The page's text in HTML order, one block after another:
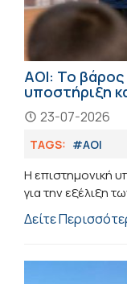
ΑΟΙ: Το βάρος
υποστήριξη
23-07-2026
TAGS: #ΑΟΙ
Η επιστημονική
για την εξέλιξη
Δείτε